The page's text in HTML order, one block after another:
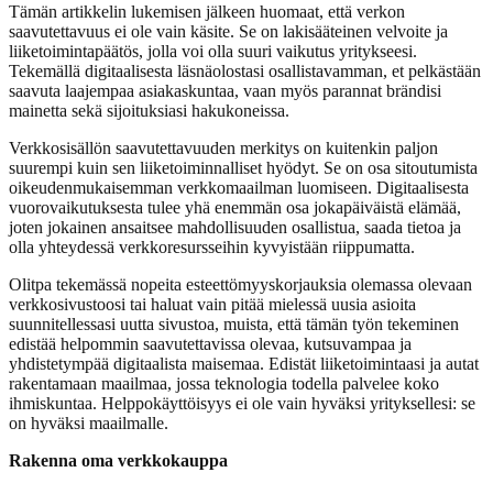
Tämän artikkelin lukemisen jälkeen huomaat, että verkon
saavutettavuus ei ole vain käsite. Se on lakisääteinen velvoite ja
liiketoimintapäätös, jolla voi olla suuri vaikutus yritykseesi.
Tekemällä digitaalisesta läsnäolostasi osallistavamman, et pelkästään
saavuta laajempaa asiakaskuntaa, vaan myös parannat brändisi
mainetta sekä sijoituksiasi hakukoneissa.
Verkkosisällön saavutettavuuden merkitys on kuitenkin paljon
suurempi kuin sen liiketoiminnalliset hyödyt. Se on osa sitoutumista
oikeudenmukaisemman verkkomaailman luomiseen. Digitaalisesta
vuorovaikutuksesta tulee yhä enemmän osa jokapäiväistä elämää,
joten jokainen ansaitsee mahdollisuuden osallistua, saada tietoa ja
olla yhteydessä verkkoresursseihin kyvyistään riippumatta.
Olitpa tekemässä nopeita esteettömyyskorjauksia olemassa olevaan
verkkosivustoosi tai haluat vain pitää mielessä uusia asioita
suunnitellessasi uutta sivustoa, muista, että tämän työn tekeminen
edistää helpommin saavutettavissa olevaa, kutsuvampaa ja
yhdistetympää digitaalista maisemaa. Edistät liiketoimintaasi ja autat
rakentamaan maailmaa, jossa teknologia todella palvelee koko
ihmiskuntaa. Helppokäyttöisyys ei ole vain hyväksi yrityksellesi: se
on hyväksi maailmalle.
Rakenna oma verkkokauppa